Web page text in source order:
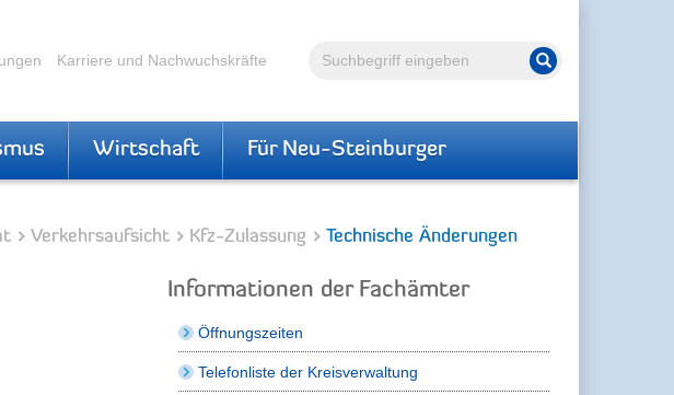
Volltextsuche Suche starten
Karriere und Nachwuchskräfte
Wirtschaft Für Neu-Steinburger
Verkehrsaufsicht Kfz-Zulassung Technische Änderungen
Informationen der Fachämter
Öffnungszeiten
Telefonliste der Kreisverwaltung